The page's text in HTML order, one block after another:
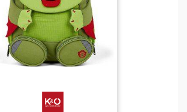
seulement à mettre en
valeur vos lèvres, mais aussi
à leur donner la forme
souhaitée, ou même à les
faire paraître plus
volumineuses. En un
des lèvres magnifiquement
colorées et parfaitement